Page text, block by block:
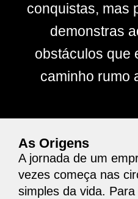
conquistas, mas
demonstras
obstáculos que
caminho rumo
As Origens
A jornada de um
vezes começa nas
simples da vida.